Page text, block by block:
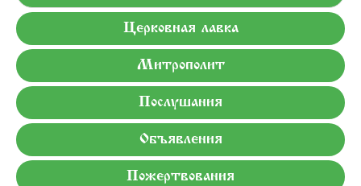
Церковная лавка
Митрополит
Послушания
Объявления
Пожертвования